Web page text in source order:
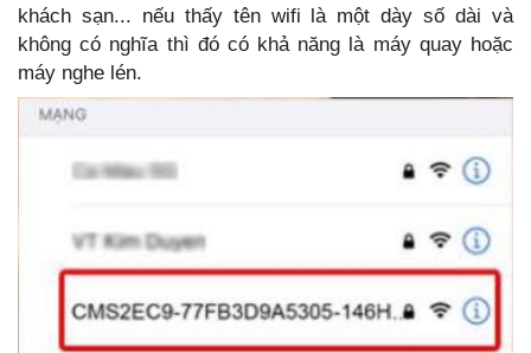
khách sạn... nếu thấy tên wifi là một dày số dài và
không có nghĩa thì đó có khả năng là máy quay hoặc
máy nghe lén.